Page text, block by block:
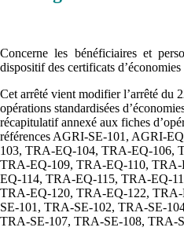
Concerne les bénéficiaires et
dispositif des certificats d’économies
Cet arrêté vient modifier l’arrêté du
opérations standardisées
récapitulatif annexé aux fiches
références AGRI-SE-101, AGRI-
103, TRA-EQ-104, TRA-EQ-106,
TRA-EQ-109, TRA-EQ-110,
EQ-114, TRA-EQ-115, TRA-EQ-
TRA-EQ-120, TRA-EQ-122,
SE-101, TRA-SE-102, TRA-SE-
TRA-SE-107, TRA-SE-108, TRA-